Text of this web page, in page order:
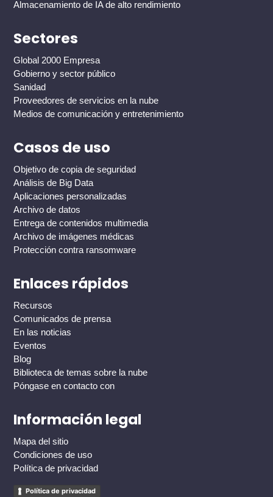
Almacenamiento de IA de alto rendimiento
Sectores
Global 2000 Empresa
Gobierno y sector público
Sanidad
Proveedores de servicios en la nube
Medios de comunicación y entretenimiento
Casos de uso
Objetivo de copia de seguridad
Análisis de Big Data
Aplicaciones personalizadas
Archivo de datos
Entrega de contenidos multimedia
Archivo de imágenes médicas
Protección contra ransomware
Enlaces rápidos
Recursos
Comunicados de prensa
En las noticias
Eventos
Blog
Biblioteca de temas sobre la nube
Póngase en contacto con
Información legal
Mapa del sitio
Condiciones de uso
Política de privacidad
Política de privacidad